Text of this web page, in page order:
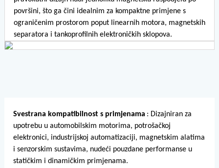
površini, što ga čini idealnim za kompaktne primjene s
ograničenim prostorom poput linearnih motora, magnetskih
separatora i tankoprofilnih elektroničkih sklopova.
Svestrana kompatibilnost s primjenama : Dizajniran za
upotrebu u automobilskim motorima, potrošačkoj
elektronici, industrijskoj automatizaciji, magnetskim alatima
i senzorskim sustavima, nudeći pouzdane performanse u
statičkim i dinamičkim primjenama.